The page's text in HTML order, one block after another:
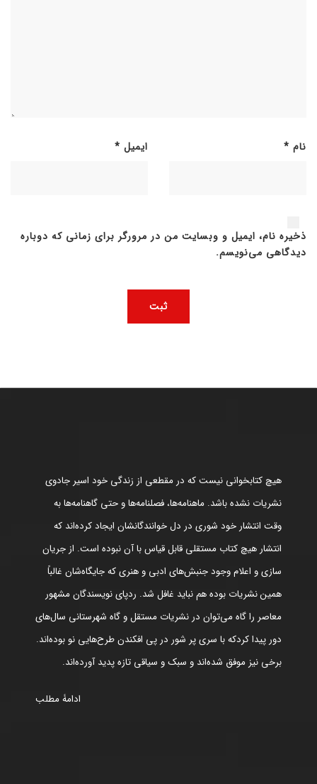
نام * ایمیل *
ذخیره نام، ایمیل و وبسایت من در مرورگر برای زمانی که دوباره
دیدگاهی می‌نویسم.
هیچ کتابخوانی نیست که در مقطعی از زندگی خود اسیر جادوی
نشریات نشده باشد. ماهنامه‌ها، فصلنامه‌ها و حتی گاهنامه‌ها به
وقت انتشار خود شوری در دل خوانندگانشان ایجاد کرده‌اند که
انتشار هیچ کتاب مستقلی قابل قیاس با آن نبوده است. از جریان
سازی و اعلام وجود جنبش‌های ادبی و هنری که جایگاه‌شان غالباً
همین نشریات بوده هم نباید غافل شد. ردپای نویسندگان مشهور
معاصر را گاه می‌توان در نشریات مستقل و گاه شهرستانی سال‌های
دور پیدا کردکه با سری پر شور در پی افکندن طرح‌هایی نو بوده‌اند.
برخی نیز موفق شده‌اند و سبک و سیاقی تازه پدید آورده‌اند.
ادامۀ مطلب